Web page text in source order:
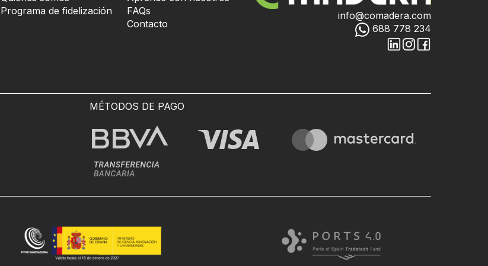
Programa de fidelización
FAQs
Contacto
info@comadera.com
688 778 234
MÉTODOS DE PAGO